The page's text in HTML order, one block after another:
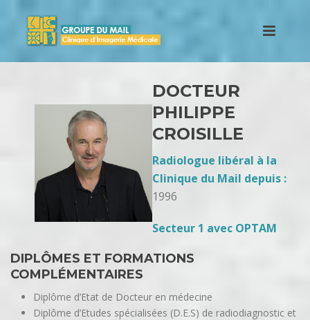
DOCTEUR
PHILIPPE
CROISILLE
Radiologue libéral à la
Clinique du Mail depuis :
1996
Secteur 1 avec OPTAM
DIPLÔMES ET FORMATIONS
COMPLÉMENTAIRES
Diplôme d’Etat de Docteur en médecine
Diplôme d’Etudes spécialisées (D.E.S) de radiodiagnostic et